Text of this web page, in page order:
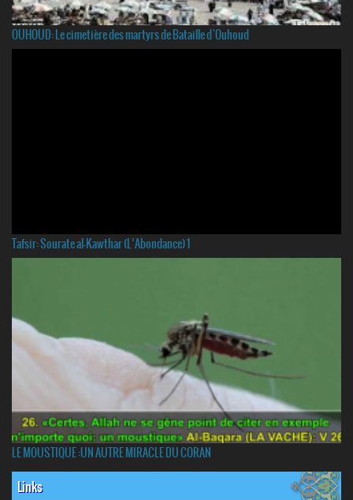
OUHOUD: Le cimetière des martyrs de Bataille d`Ouhoud
Tafsir: Sourate al-Kawthar (L’Abondance) 1
LE MOUSTIQUE :UN AUTRE MIRACLE DU CORAN
Links